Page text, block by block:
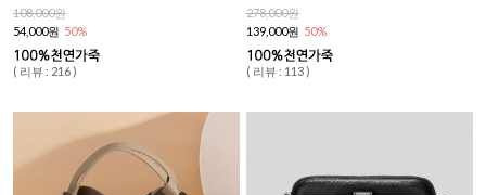
108,000원
54,000원 50%
( 리뷰 : 216 )
278,000원
139,000원 50%
( 리뷰 : 113 )